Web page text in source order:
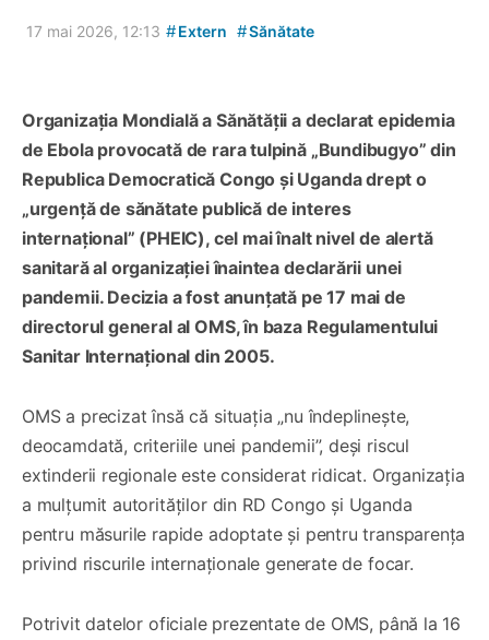
17 mai 2026, 12:13 #Extern #Sănătate
Organizația Mondială a Sănătății a declarat epidemia
de Ebola provocată de rara tulpină „Bundibugyo” din
Republica Democratică Congo și Uganda drept o
„urgență de sănătate publică de interes
internațional” (PHEIC), cel mai înalt nivel de alertă
sanitară al organizației înaintea declarării unei
pandemii. Decizia a fost anunțată pe 17 mai de
directorul general al OMS, în baza Regulamentului
Sanitar Internațional din 2005.
OMS a precizat însă că situația „nu îndeplinește,
deocamdată, criteriile unei pandemii”, deși riscul
extinderii regionale este considerat ridicat. Organizația
a mulțumit autorităților din RD Congo și Uganda
pentru măsurile rapide adoptate și pentru transparența
privind riscurile internaționale generate de focar.
Potrivit datelor oficiale prezentate de OMS, până la 16